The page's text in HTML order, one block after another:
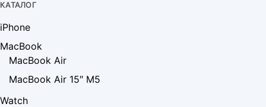
КАТАЛОГ
iPhone
MacBook
MacBook Air
MacBook Air 15″ M5
Watch